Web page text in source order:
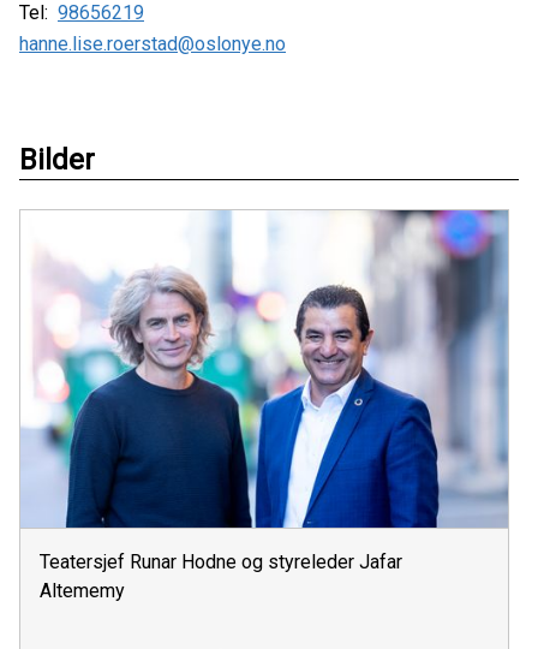
Tel: 98656219
hanne.lise.roerstad@oslonye.no
Bilder
Teatersjef Runar Hodne og styreleder Jafar
Altememy